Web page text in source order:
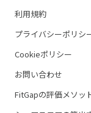
利用規約
プライバシーポリシ
Cookieポリシー
お問い合わせ
FitGapの評価メソッ